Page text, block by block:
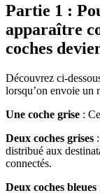
Partie 1 :
apparaître
coches
Découvrez ci-
lorsqu’on envoie un
Une coche grise :
Deux coches grises
distribué aux
connectés.
Deux coches bleues